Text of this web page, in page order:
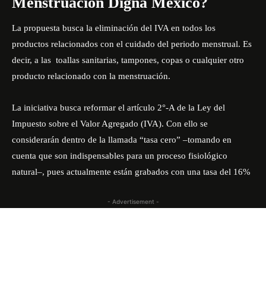
La propuesta busca la eliminación del IVA en todos los
productos relacionados con el cuidado del periodo menstrual. Es
decir, a las toallas sanitarias, tampones, copas o cualquier otro
producto relacionado con la menstruación.
La iniciativa busca reformar el artículo 2°-A de la Ley del
Impuesto sobre el Valor Agregado (IVA). Con ello se
considerarán dentro de la llamada “tasa cero” –tomando en
cuenta que son indispensables para un proceso fisiológico
natural–, pues actualmente están grabados con una tasa del 16%
- Advertisement -